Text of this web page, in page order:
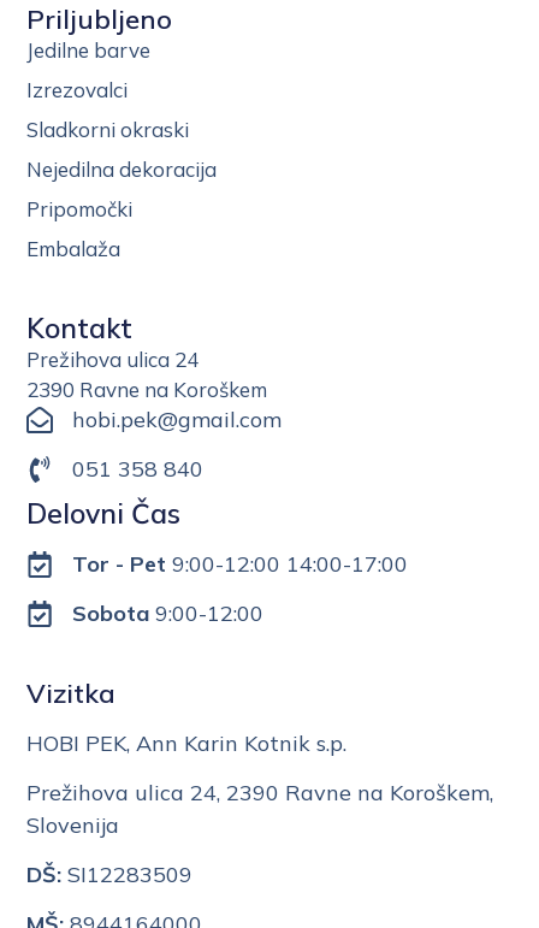
Priljubljeno
Jedilne barve
Izrezovalci
Sladkorni okraski
Nejedilna dekoracija
Pripomočki
Embalaža
Kontakt
Prežihova ulica 24
2390 Ravne na Koroškem
hobi.pek@gmail.com
051 358 840
Delovni Čas
Tor - Pet 9:00-12:00 14:00-17:00
Sobota9:00-12:00
Vizitka
HOBI PEK, Ann Karin Kotnik s.p.
Prežihova ulica 24, 2390 Ravne na Koroškem,
Slovenija
DŠ: SI12283509